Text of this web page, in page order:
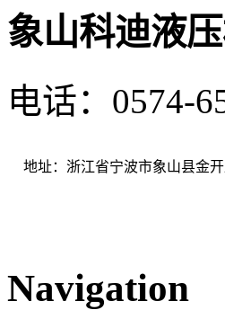
象山科迪液
电话：0574-
地址：浙江省宁波市象山县金
Navigation